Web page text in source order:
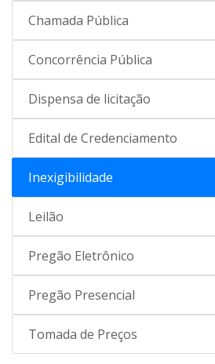
Chamada Pública
Concorrência Pública
Dispensa de licitação
Edital de Credenciamento
Inexigibilidade
Leilão
Pregão Eletrônico
Pregão Presencial
Tomada de Preços